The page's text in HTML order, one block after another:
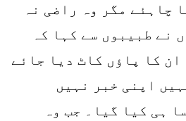
چاہئے مگر وہ راضی نہ
نے طبیبوں سے کہا کہ
ان کا پاؤں کاٹ دیا جائے
اپنی خبر نہیں
ہی کیا گیا۔ جب وہ